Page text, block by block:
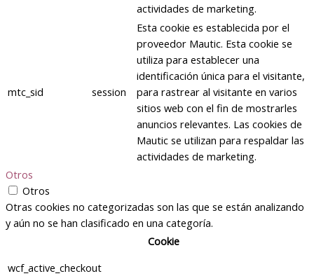
actividades de marketing.
mtc_sid session
Esta cookie es establecida por el
proveedor Mautic. Esta cookie se
utiliza para establecer una
identificación única para el visitante,
para rastrear al visitante en varios
sitios web con el fin de mostrarles
anuncios relevantes. Las cookies de
Mautic se utilizan para respaldar las
actividades de marketing.
Otros
Otros
Otras cookies no categorizadas son las que se están analizando
y aún no se han clasificado en una categoría.
Cookie
wcf_active_checkout